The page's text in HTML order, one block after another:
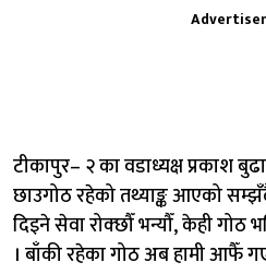
टीकापुर– २ का वडाध्यक्ष प्रकाश
छाउगोठ रहेको तथ्याङ्क आएको
दिइने सेवा रोक्छौँ भन्यौँ, केही गोठ
। बाँकी रहेका गोठ अब हामी आफैँ